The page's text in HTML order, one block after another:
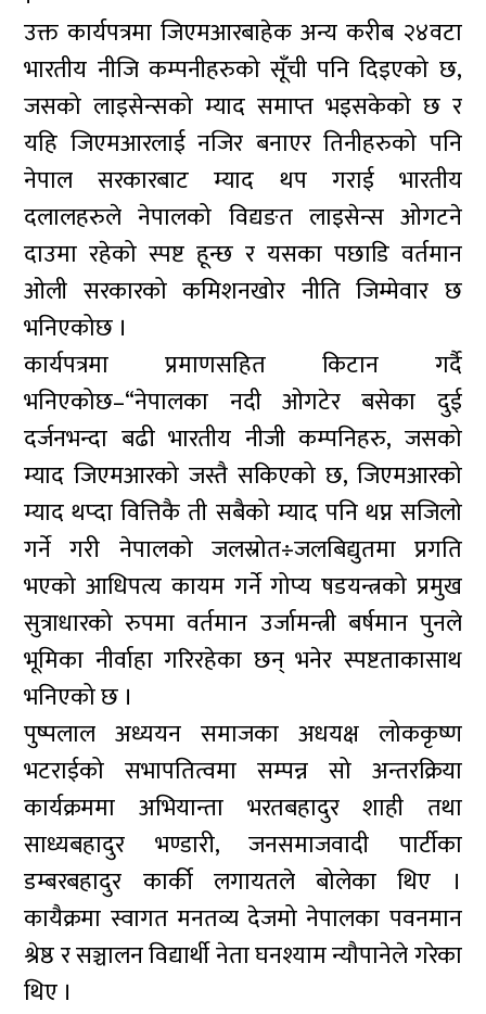
उक्त कार्यपत्रमा जिएमआरबाहेक अन्य करीब २४वटा
भारतीय नीजि कम्पनीहरुको सूँची पनि दिइएको छ,
जसको लाइसेन्सको म्याद समाप्त भइसकेको छ र
यहि जिएमआरलाई नजिर बनाएर तिनीहरुको पनि
नेपाल सरकारबाट म्याद थप गराई भारतीय
दलालहरुले नेपालको विद्यङत लाइसेन्स ओगटने
दाउमा रहेको स्पष्ट हून्छ र यसका पछाडि वर्तमान
ओली सरकारको कमिशनखोर नीति जिम्मेवार छ
भनिएकोछ ।
कार्यपत्रमा प्रमाणसहित किटान गर्दै
भनिएकोछ–“नेपालका नदी ओगटेर बसेका दुई
दर्जनभन्दा बढी भारतीय नीजी कम्पनिहरु, जसको
म्याद जिएमआरको जस्तै सकिएको छ, जिएमआरको
म्याद थप्दा वित्तिकै ती सबैको म्याद पनि थप्न सजिलो
गर्ने गरी नेपालको जलस्रोत÷जलबिद्युतमा प्रगति
भएको आधिपत्य कायम गर्ने गोप्य षडयन्त्रको प्रमुख
सुत्राधारको रुपमा वर्तमान उर्जामन्त्री बर्षमान पुनले
भूमिका नीर्वाहा गरिरहेका छन् भनेर स्पष्टताकासाथ
भनिएको छ ।
पुष्पलाल अध्ययन समाजका अधयक्ष लोककृष्ण
भटराईको सभापतित्वमा सम्पन्न सो अन्तरक्रिया
कार्यक्रममा अभियान्ता भरतबहादुर शाही तथा
साध्यबहादुर भण्डारी, जनसमाजवादी पार्टीका
डम्बरबहादुर कार्की लगायतले बोलेका थिए ।
कायैक्रमा स्वागत मनतव्य देजमो नेपालका पवनमान
श्रेष्ठ र सञ्चालन विद्यार्थी नेता घनश्याम न्यौपानेले गरेका
थिए ।